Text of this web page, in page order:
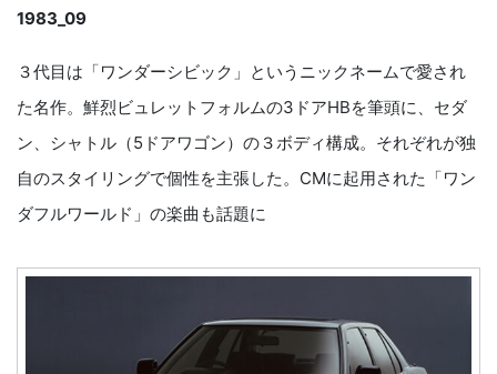
1983_09
３代目は「ワンダーシビック」というニックネームで愛され
た名作。鮮烈ビュレットフォルムの3ドアHBを筆頭に、セダ
ン、シャトル（5ドアワゴン）の３ボディ構成。それぞれが独
自のスタイリングで個性を主張した。CMに起用された「ワン
ダフルワールド」の楽曲も話題に